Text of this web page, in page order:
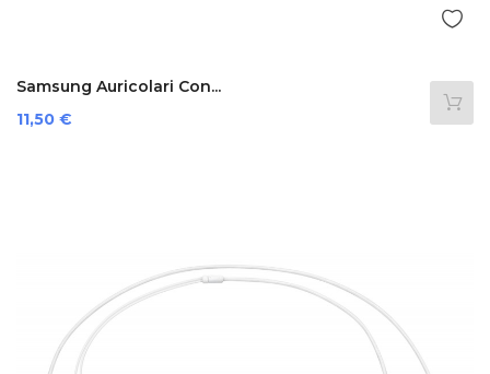
Samsung Auricolari Con...
Prezzo
11,50 €